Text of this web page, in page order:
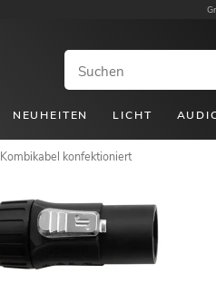
NEUHEITEN LICHT
Kombikabel konfektioniert